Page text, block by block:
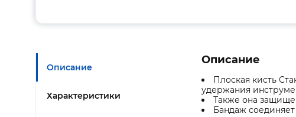
Описание
Характеристики
Описание
Плоская кисть
удержания
Также она
Бандаж